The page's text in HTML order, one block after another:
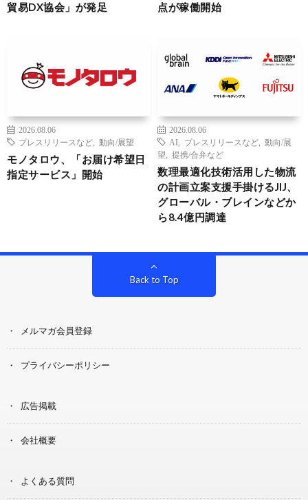
貿易DX協会」が発足
点が稼働開始
2026.08.06
プレスリリースなど
動向/展望
モノタロウ、「お届け希望日
指定サービス」開始
2026.08.06
AI
プレスリリースなど
動向/展
望
提携/合弁など
数理最適化技術活用した物流
の計画立案支援手掛けるJIJ、
グローバル・ブレインなどか
ら8.4億円調達
Back to Top
メルマガ会員登録
プライバシーポリシー
広告掲載
会社概要
よくある質問